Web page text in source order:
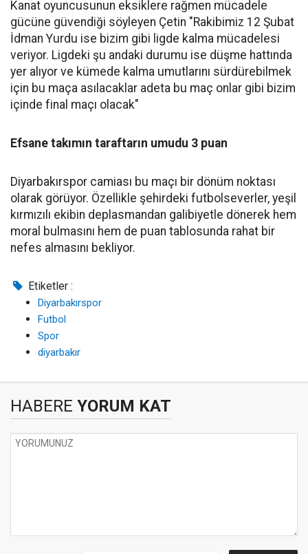
Kanat oyuncusunun eksiklere rağmen mücadele
gücüne güvendiği söyleyen Çetin "Rakibimiz 12 Şubat
İdman Yurdu ise bizim gibi ligde kalma mücadelesi
veriyor. Ligdeki şu andaki durumu ise düşme hattında
yer alıyor ve kümede kalma umutlarını sürdürebilmek
için bu maça asılacaklar adeta bu maç onlar gibi bizim
içinde final maçı olacak"
Efsane takımın taraftarın umudu 3 puan
Diyarbakırspor camiası bu maçı bir dönüm noktası
olarak görüyor. Özellikle şehirdeki futbolseverler, yeşil
kırmızılı ekibin deplasmandan galibiyetle dönerek hem
moral bulmasını hem de puan tablosunda rahat bir
nefes almasını bekliyor.
Etiketler :
Diyarbakırspor
Futbol
Spor
diyarbakır
HABERE YORUM KAT